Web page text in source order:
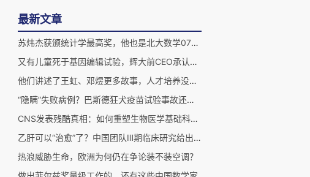
最新文章
苏炜杰获颁统计学最高奖，他也是北大数学07级校友
又有儿童死于基因编辑试验，辉大前CEO承认使用过高剂量
他们讲述了王虹、邓煜更多故事，人才培养没有固定模式
“隐瞒”失败病例？巴斯德狂犬疫苗试验事故还原｜商周专栏
CNS发表残酷真相：如何重塑生物医学基础科研的信任机制？
乙肝可以“治愈”了？中国团队Ⅲ期临床研究给出新答案
热浪威胁生命，欧洲为何仍在争论装不装空调？